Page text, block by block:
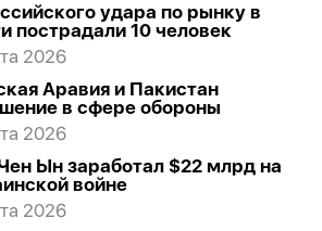
удара по рынку в
пострадали 10 человек
2026
Аравия и Пакистан
в сфере обороны
2026
Ын заработал $22 млрд на
войне
2026